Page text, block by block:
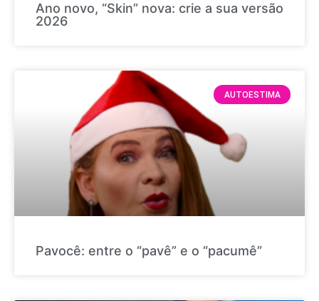
Ano novo, “Skin” nova: crie a sua versão
2026
AUTOESTIMA
Pavocê: entre o “pavê” e o “pacumê”